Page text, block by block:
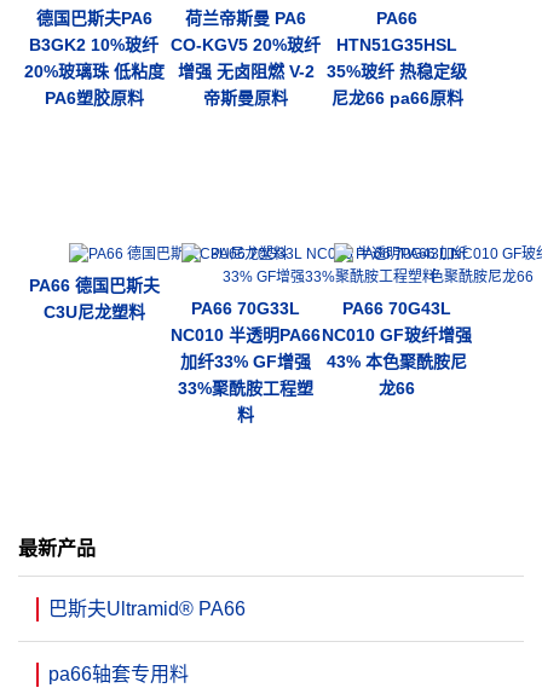
德国巴斯夫PA6
B3GK2 10%玻纤
20%玻璃珠 低粘度
PA6塑胶原料
荷兰帝斯曼 PA6
CO-KGV5 20%玻纤
增强 无卤阻燃 V-2
帝斯曼原料
PA66
HTN51G35HSL
35%玻纤 热稳定级
尼龙66 pa66原料
PA66 德国巴斯夫
C3U尼龙塑料
PA66 70G33L
NC010 半透明PA66
加纤33% GF增强
33%聚酰胺工程塑
料
PA66 70G43L
NC010 GF玻纤增强
43% 本色聚酰胺尼
龙66
最新产品
巴斯夫Ultramid® PA66
pa66轴套专用料